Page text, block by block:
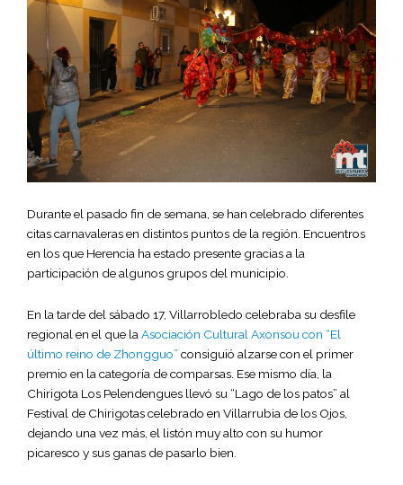
Durante el pasado fin de semana, se han celebrado diferentes
citas carnavaleras en distintos puntos de la región. Encuentros
en los que Herencia ha estado presente gracias a la
participación de algunos grupos del municipio.
En la tarde del sábado 17, Villarrobledo celebraba su desfile
regional en el que la Asociación Cultural Axonsou con “El
último reino de Zhongguo” consiguió alzarse con el primer
premio en la categoría de comparsas. Ese mismo día, la
Chirigota Los Pelendengues llevó su “Lago de los patos” al
Festival de Chirigotas celebrado en Villarrubia de los Ojos,
dejando una vez más, el listón muy alto con su humor
picaresco y sus ganas de pasarlo bien.